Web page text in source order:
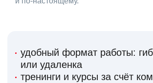
удобный формат работы:
или удаленка
тренинги и курсы за счёт